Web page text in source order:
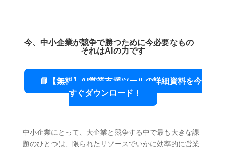
今、中小企業が競争で勝つために今必要なもの
それはAIの力です
📘【無料】AI営業支援ツールの詳細資料を今
すぐダウンロード！
中小企業にとって、大企業と競争する中で最も大きな課
題のひとつは、限られたリソースでいかに効率的に営業